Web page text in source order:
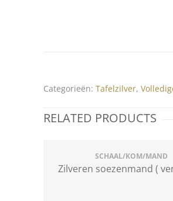
Categorieën: Tafelzilver,
RELATED PRODUCTS
SCHAAL/KOM/MAND
Zilveren soezenmand (